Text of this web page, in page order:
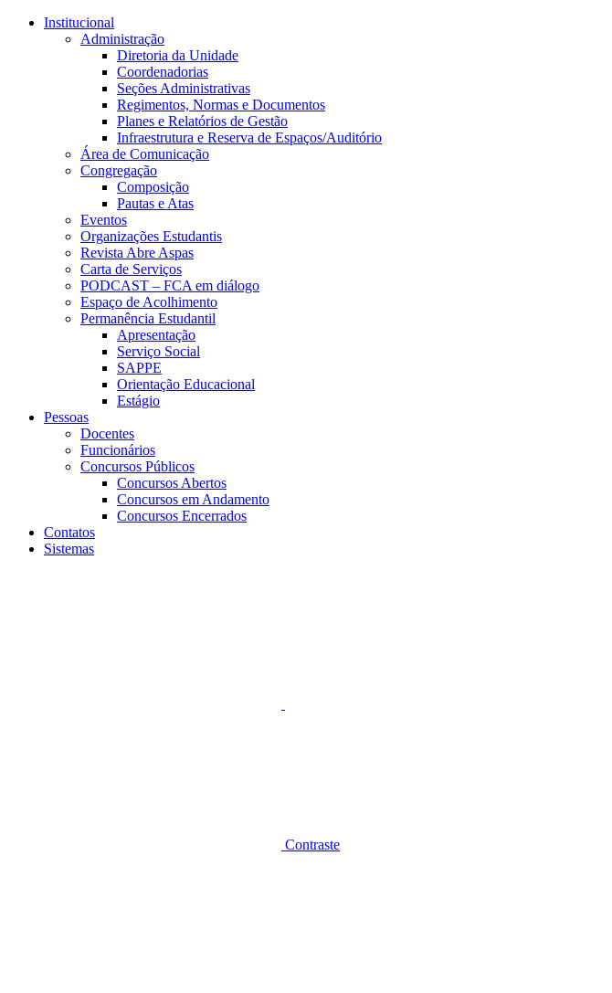
Conteúdo principal
Institucional
Administração
Diretoria da Unidade
Coordenadorias
Seções Administrativas
Regimentos, Normas e Documentos
Planes e Relatórios de Gestão
Infraestrutura e Reserva de Espaços/Auditório
Área de Comunicação
Congregação
Composição
Pautas e Atas
Eventos
Organizações Estudantis
Revista Abre Aspas
Carta de Serviços
PODCAST – FCA em diálogo
Espaço de Acolhimento
Permanência Estudantil
Apresentação
Serviço Social
SAPPE
Orientação Educacional
Estágio
Pessoas
Docentes
Funcionários
Concursos Públicos
Concursos Abertos
Concursos em Andamento
Concursos Encerrados
Contatos
Sistemas
Contraste